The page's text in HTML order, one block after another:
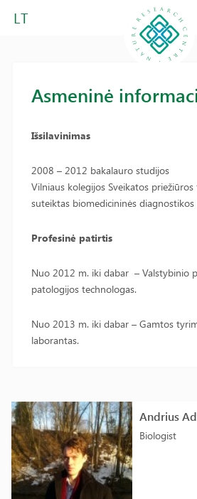
LT
Andrius
Biologist
Asmeninė
Išsilavinimas
2008 – 2012 bakalauro studijos
Vilniaus kolegijos Sveikatos
suteiktas biomedicininės diagnostikos
Profesinė patirtis
Nuo 2012 m. iki dabar – Valstybinio
patologijos technologas.
Nuo 2013 m. iki dabar – Gamtos
laborantas.